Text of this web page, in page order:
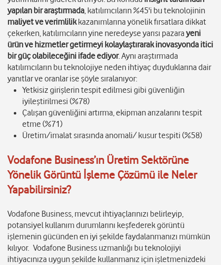
yapılan bir araştırmada, katılımcıların %45'i bu teknolojinin
maliyet ve verimlilikkazanımlarına yönelik fırsatlara dikkat
çekerken, katılımcıların yine neredeyse yarısı pazara yeni
ürün ve hizmetler getirmeyi kolaylaştırarak inovasyonda itici
bir güç olabileceğini ifade ediyor. Aynı araştırmada
katılımcıların bu teknolojiye neden ihtiyaç duyduklarına dair
yanıtlar ve oranlar ise şöyle sıralanıyor:
Yetkisiz girişlerin tespit edilmesi gibi güvenliğin
iyileştirilmesi (%78)
Çalışan güvenliğini artırma, ekipman arızalarını tespit
etme (%71)
Üretim/imalat sırasında anomali/ kusur tespiti (%58)
Vodafone Business’ın Üretim Sektörüne
Yönelik Görüntü İşleme Çözümü ile Neler
Yapabilirsiniz?
Vodafone Business, mevcut ihtiyaçlarınızı belirleyip,
potansiyel kullanım durumlarını keşfederek görüntü
işlemenin gücünden en iyi şekilde faydalanmanızı mümkün
kılıyor. Vodafone Business uzmanlığı bu teknolojiyi
ihtiyacınıza uygun şekilde kullanmanız için işletmenizdeki